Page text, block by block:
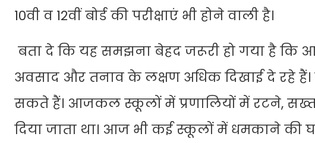
10वी व 12वीं बोर्ड की परीक्षाएं भी होने वाली है।
बता दे कि यह समझना बेहद जरूरी हो गया है कि
अवसाद और तनाव के लक्षण अधिक दिखाई दे रहे
सकते हैं। आजकल स्कूलों में प्रणालियों में रटने,
दिया जाता था। आज भी कई स्कूलों में धमकाने की